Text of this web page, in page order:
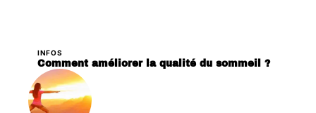
INFOS
Comment améliorer la qualité du sommeil ?